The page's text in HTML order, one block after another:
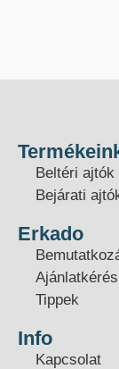
Beltéri ajtók
Bejárati
Erkado
Ajánlatkérés
Tippek
Info
Kapcsolat